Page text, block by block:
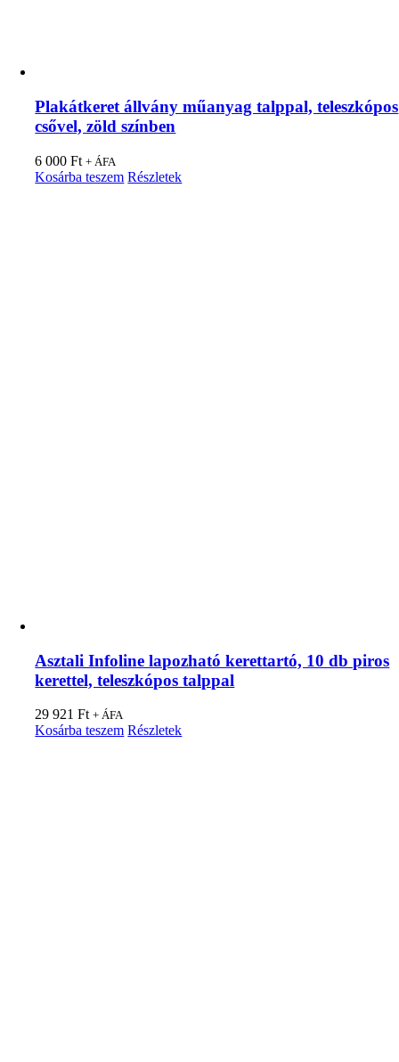
Plakátkeret állvány műanyag talppal, teleszkópos
csővel, zöld színben
6 000Ft + ÁFA
Kosárba teszem Részletek
Asztali Infoline lapozható kerettartó, 10 db piros
kerettel, teleszkópos talppal
29 921Ft + ÁFA
Kosárba teszem Részletek